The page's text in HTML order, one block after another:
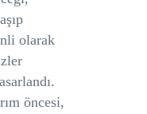
olarak
öncesi,